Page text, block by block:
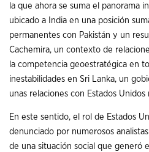
la que ahora se suma el panorama
ubicado a India en una posición
permanentes con Pakistán y un
Cachemira, un contexto de
la competencia geoestratégica en
inestabilidades en Sri Lanka, un
unas relaciones con Estados Unidos
En este sentido, el rol de Estados
denunciado por numerosos
de una situación social que generó